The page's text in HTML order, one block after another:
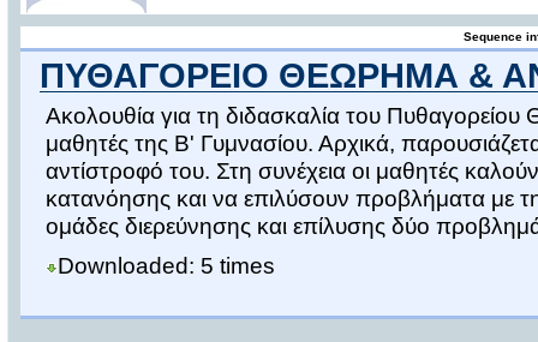
Sequence
ΠΥΘΑΓΟΡΕΙΟ ΘΕΩΡΗΜΑ &
Ακολουθία για τη διδασκαλία του
μαθητές της Β' Γυμνασίου. Αρχικά,
αντίστροφό του. Στη συνέχεια οι μαθητές
κατανόησης και να επιλύσουν προβλήματα με
ομάδες διερεύνησης και επίλυσης δύο
Downloaded: 5 times